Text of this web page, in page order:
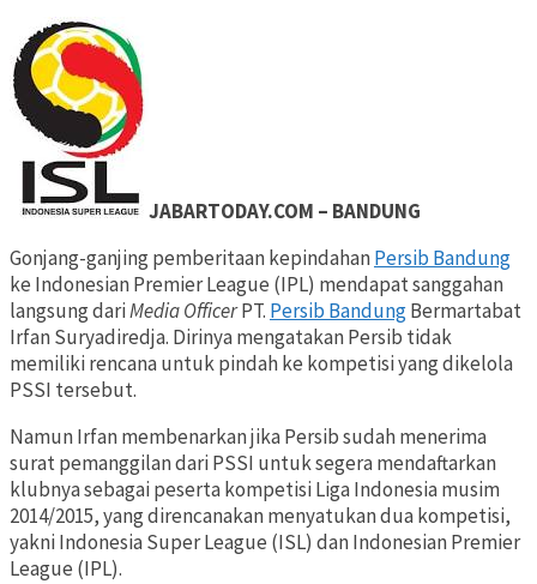
JABARTODAY.COM – BANDUNG
Gonjang-ganjing pemberitaan kepindahanPersib Bandung
ke Indonesian Premier League (IPL) mendapat sanggahan
langsung dariMedia OfficerPT. Persib BandungBermartabat
Irfan Suryadiredja. Dirinya mengatakan Persib tidak
memiliki rencana untuk pindah ke kompetisi yang dikelola
PSSI tersebut.
Namun Irfan membenarkan jika Persib sudah menerima
surat pemanggilan dari PSSI untuk segera mendaftarkan
klubnya sebagai peserta kompetisi Liga Indonesia musim
2014/2015, yang direncanakan menyatukan dua kompetisi,
yakni Indonesia Super League (ISL) dan Indonesian Premier
League (IPL).